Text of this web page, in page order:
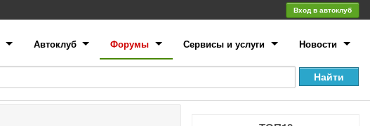
Вход в автоклуб
Автоклуб Форумы Сервисы и услуги Новости